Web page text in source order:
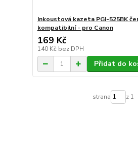
Inkoustová kazeta PGI-525BK
kompatibilní - pro Canon
169 Kč
140 Kč bez DPH
Přidat do
strana z 1